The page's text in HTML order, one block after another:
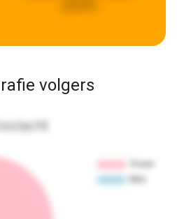
volgers
Geslacht